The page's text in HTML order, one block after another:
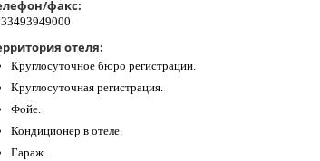
факс:
отеля:
Круглосуточное бюро регистрации.
Круглосуточная регистрация.
Фойе.
Кондиционер в отеле.
Гараж.